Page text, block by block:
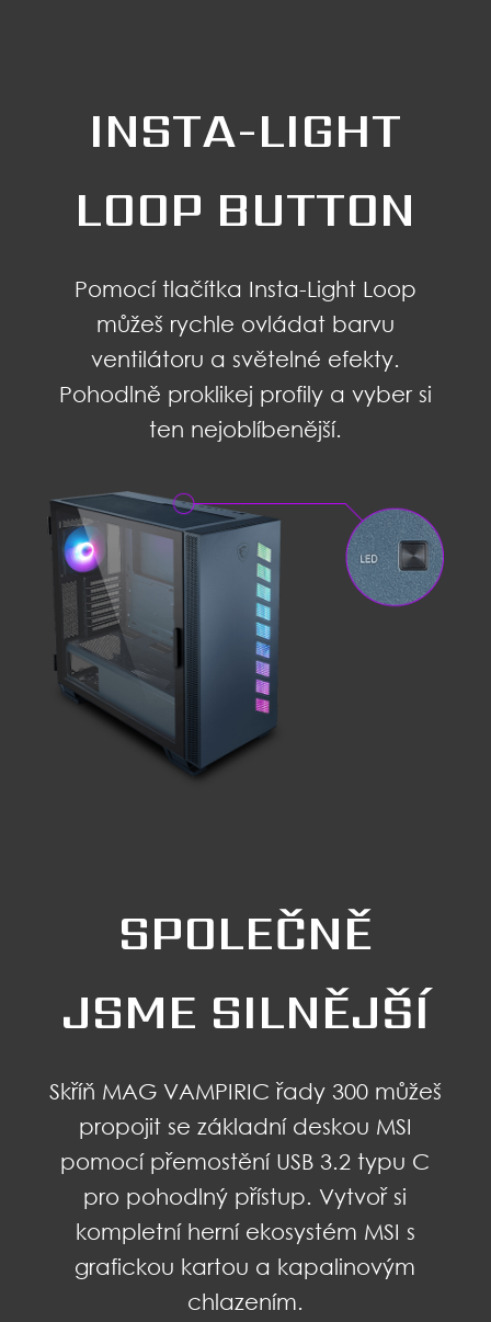
INSTA-LIGHT
LOOP BUTTON
Pomocí tlačítka Insta-Light Loop
můžeš rychle ovládat barvu
ventilátoru a světelné efekty.
Pohodlně proklikej profily a vyber si
ten nejoblíbenější.
SPOLEČNĚ
JSME SILNĚJŠÍ
Skříň MAG VAMPIRIC řady 300 můžeš
propojit se základní deskou MSI
pomocí přemostění USB 3.2 typu C
pro pohodlný přístup. Vytvoř si
kompletní herní ekosystém MSI s
grafickou kartou a kapalinovým
chlazením.